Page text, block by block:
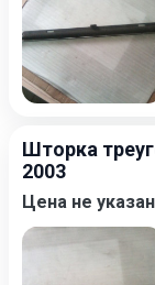
Шторка
2003
Цена не